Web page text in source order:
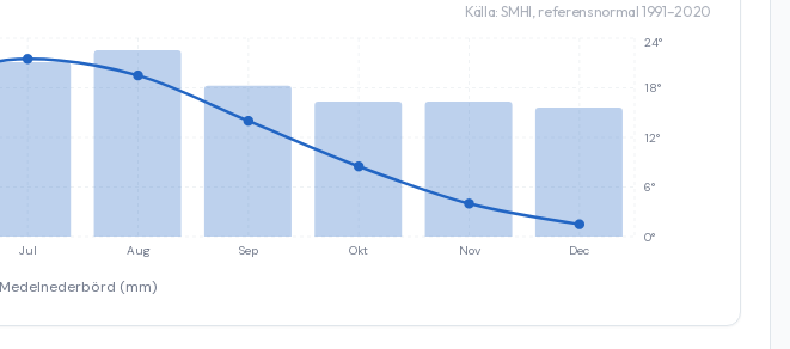
Källa: SMHI, referensnormal 1991–2020
Jul Aug Sep Okt Nov Dec
0°
6°
12°
18°
24°
(mm)